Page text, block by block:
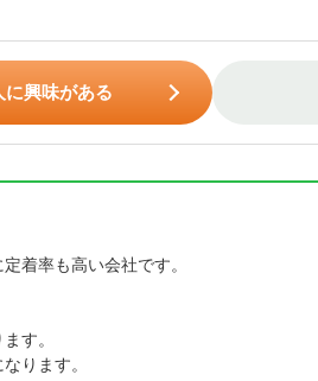
に興味がある
着率も高い会社です。
す。
ります。